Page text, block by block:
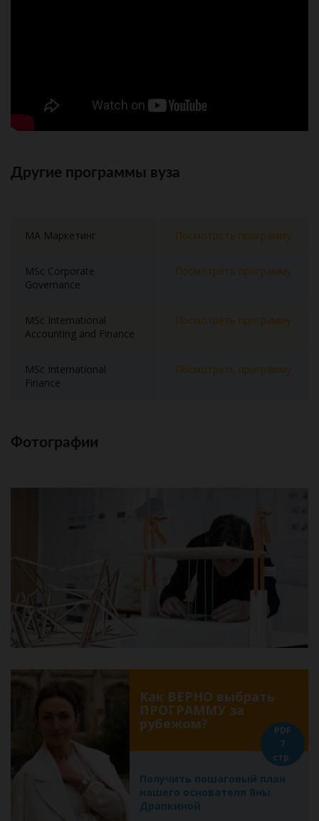
Другие программы вуза
MA Маркетинг Посмотреть программу
MSc Corporate
Governance
Посмотреть программу
MSc International
Accounting and Finance
Посмотреть программу
MSc International
Finance
Посмотреть программу
Фотографии
Как ВЕРНО выбрать
ПРОГРАММУ за
рубежом?
Получить пошаговый план
нашего основателя Яны
Драпкиной
PDF
7
стр.